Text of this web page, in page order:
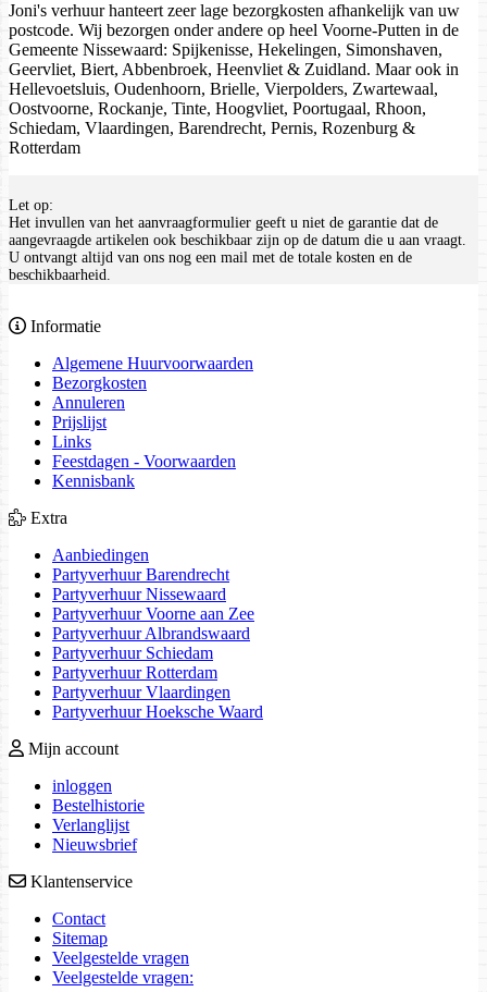
Joni's verhuur hanteert zeer lage bezorgkosten afhankelijk van uw
postcode. Wij bezorgen onder andere op heel Voorne-Putten in de
Gemeente Nissewaard: Spijkenisse, Hekelingen, Simonshaven,
Geervliet, Biert, Abbenbroek, Heenvliet & Zuidland. Maar ook in
Hellevoetsluis, Oudenhoorn, Brielle, Vierpolders, Zwartewaal,
Oostvoorne, Rockanje, Tinte, Hoogvliet, Poortugaal, Rhoon,
Schiedam, Vlaardingen, Barendrecht, Pernis, Rozenburg &
Rotterdam
Let op:
Het invullen van het aanvraagformulier geeft u niet de garantie dat de
aangevraagde artikelen ook beschikbaar zijn op de datum die u aan vraagt.
U ontvangt altijd van ons nog een mail met de totale kosten en de
beschikbaarheid.
Informatie
Algemene Huurvoorwaarden
Bezorgkosten
Annuleren
Prijslijst
Links
Feestdagen - Voorwaarden
Kennisbank
Extra
Aanbiedingen
Partyverhuur Barendrecht
Partyverhuur Nissewaard
Partyverhuur Voorne aan Zee
Partyverhuur Albrandswaard
Partyverhuur Schiedam
Partyverhuur Rotterdam
Partyverhuur Vlaardingen
Partyverhuur Hoeksche Waard
Mijn account
inloggen
Bestelhistorie
Verlanglijst
Nieuwsbrief
Klantenservice
Contact
Sitemap
Veelgestelde vragen
Veelgestelde vragen: